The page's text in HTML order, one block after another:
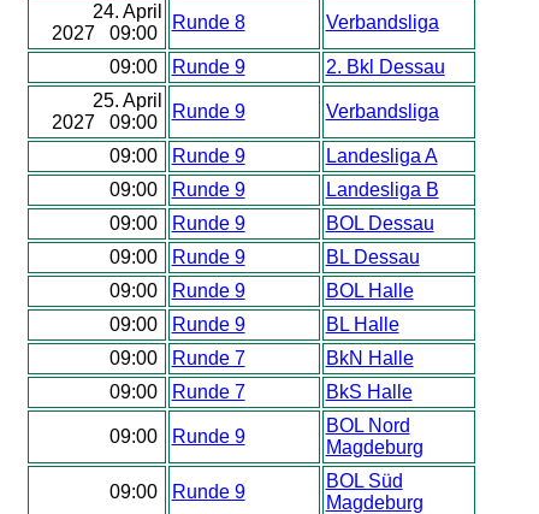
24. April
2027 09:00
Runde 8 Verbandsliga
09:00 Runde 9
2. Bkl Dessau
25. April
2027 09:00
Runde 9 Verbandsliga
09:00 Runde 9
Landesliga A
09:00
Runde 9
Landesliga B
09:00
Runde 9
BOL Dessau
09:00
Runde 9
BL Dessau
09:00
Runde 9
BOL Halle
09:00
Runde 9
BL Halle
09:00
Runde 7
BkN Halle
09:00
Runde 7 BkS Halle
09:00 Runde 9
BOL Nord
Magdeburg
09:00 Runde 9
BOL Süd
Magdeburg